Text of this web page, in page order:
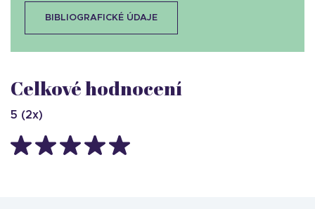
BIBLIOGRAFICKÉ ÚDAJE
Celkové hodnocení
5 (2x)